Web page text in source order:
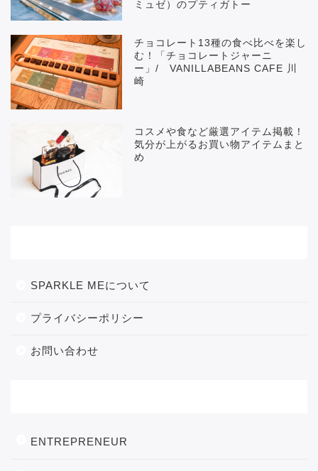
ミュゼ）のプティガトー
チョコレート13種の食べ比べを楽し
む！「チョコレートジャーニ
ー」/ VANILLABEANS CAFE 川
崎
コスメや食など厳選アイテム掲載！
気分が上がるお買い物アイテムまと
め
SPARKLE MEについて
プライバシーポリシー
お問い合わせ
ENTREPRENEUR